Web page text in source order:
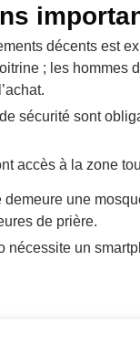
décents est
; les hommes
sécurité sont
accès à la zone
une
de prière.
nécessite un